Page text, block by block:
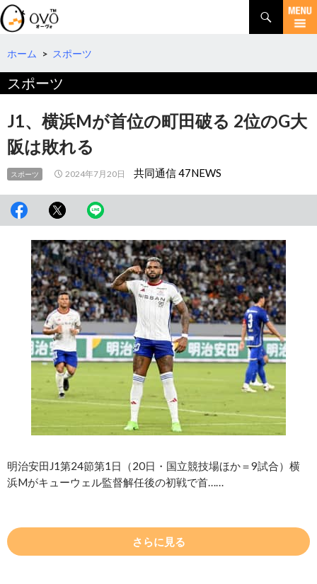
検
索
コ
テ
へ
動
ホーム > スポーツ
スポーツ
J1、横浜Mが首位の町田破る 2位のG大
阪は敗れる
スポーツ 2024年7月20日 共同通信 47NEWS
明治安田J1第24節第1日（20日・国立競技場ほか＝9試合）横
浜Mがキューウェル監督解任後の初戦で首……
さらに見る